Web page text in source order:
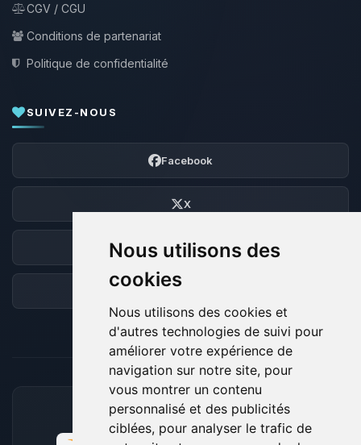
Nous utilisons des
cookies
Nous utilisons des cookies et
d'autres technologies de suivi pour
améliorer votre expérience de
navigation sur notre site, pour
vous montrer un contenu
personnalisé et des publicités
ciblées, pour analyser le trafic de
CGV / CGU
Conditions de partenariat
Politique de confidentialité
SUIVEZ-NOUS
Facebook
X
Discord
Forum
MOYENS DE PAIEMENT ACCEPTÉS